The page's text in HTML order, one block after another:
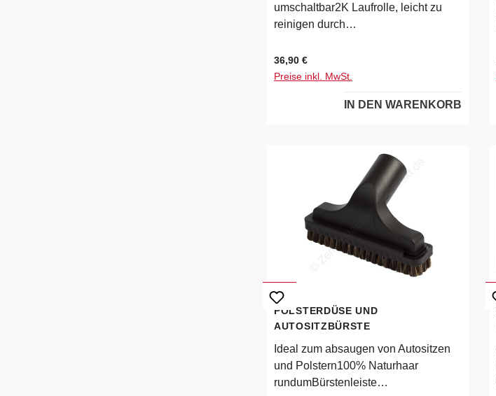
umschaltbar2K Laufrolle, leicht zu
reinigen durch
Gleitsohle mit 2
FadenhebernGehäuse Kunststoff -
Bürstenstreifenauswechselbarer
32mmMade in Germany
Regulärer Preis:
36,90 €
Preise inkl. MwSt.
IN DEN WARENKORB
POLSTERDÜSE UND
AUTOSITZBÜRSTE
Ideal zum absaugen von Autositzen
und Polstern100% Naturhaar
rundumBürstenleiste